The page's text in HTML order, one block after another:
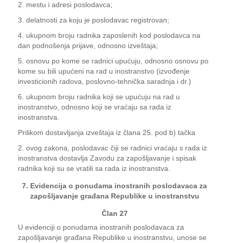
2. mestu i adresi poslodavca;
3. delatnosti za koju je poslodavac registrovan;
4. ukupnom broju radnika zaposlenih kod poslodavca na
dan podnošenja prijave, odnosno izveštaja;
5. osnovu po kome se radnici upućuju, odnosno osnovu po
kome su bili upućeni na rad u inostranstvo (izvođenje
investicionih radova, poslovno-tehnička saradnja i dr.)
6. ukupnom broju radnika koji se upućuju na rad u
inostranstvo, odnosno koji se vraćaju sa rada iz
inostranstva.
Prilikom dostavljanja izveštaja iz člana 25. pod b) tačka
2. ovog zakona, poslodavac čiji se radnici vraćaju s rada iz
inostranstva dostavlja Zavodu za zapošljavanje i spisak
radnika koji su se vratili sa rada iz inostranstva.
7. Evidencija o ponudama inostranih poslodavaca za
zapošljavanje građana Republike u inostranstvu
Član 27
U evidenciji o ponudama inostranih poslodavaca za
zapošljavanje građana Republike u inostranstvu, unose se